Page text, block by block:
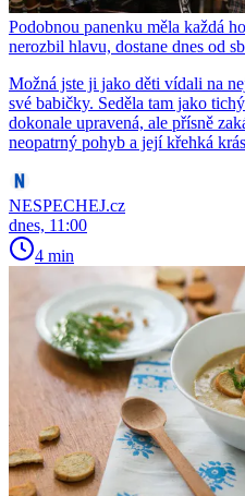
Podobnou panenku měla každá
nerozbil hlavu, dostane dnes od
Možná jste ji jako děti vídali na
své babičky. Seděla tam jako
dokonale upravená, ale přísně
neopatrný pohyb a její křehká
NESPECHEJ.cz
dnes, 11:00
4 min